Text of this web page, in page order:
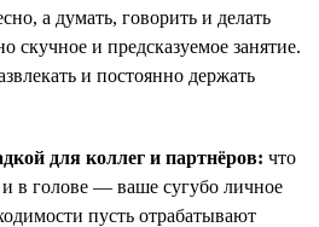
а думать, говорить и делать
скучное и предсказуемое занятие.
и постоянно держать
для коллег и партнёров: что
в голове — ваше сугубо личное
пусть отрабатывают